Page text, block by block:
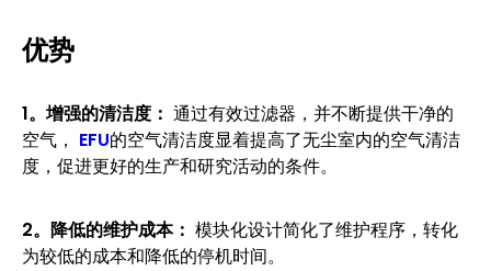
优势
1。增强的清洁度： 通过有效过滤器，并不断提供干净的
空气， EFU的空气清洁度显着提高了无尘室内的空气清洁
度，促进更好的生产和研究活动的条件。
2。降低的维护成本： 模块化设计简化了维护程序，转化
为较低的成本和降低的停机时间。